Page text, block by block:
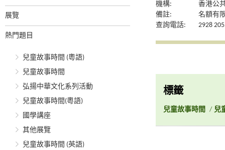
展覽
熱門題目
兒童故事時間 (粵語)
兒童故事時間
弘揚中華文化系列活動
兒童故事時間(粵語)
國學講座
其他展覽
兒童故事時間 (英語)
機構:
香港公
備註:
名額有
查詢電話:
2928
標籤
兒童故事時間 / 兒